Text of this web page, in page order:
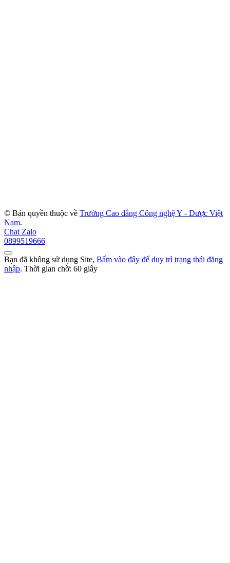
© Bản quyền thuộc về Trường Cao đẳng Công nghệ Y - Dược Việt
Nam.
Chat Zalo
0899519666
Bạn đã không sử dụng Site, Bấm vào đây để duy trì trạng thái đăng
nhập. Thời gian chờ: 60 giây